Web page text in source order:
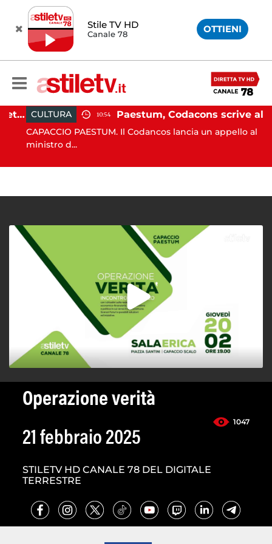
Stile TV HD
Canale 78 OTTIENI
Martina Carbonaro, braccialetto elettronico per i genitori della 14enne uccisa dall'ex CULTURA 10:54 Paestum, Codacons scrive al ministro Giuli: "Rilanciare scavi dell'Anfiteatro nell'area archeologica"
CAPACCIO PAESTUM. Il Codancos lancia un appello al
ministro d...
Operazione verità
1047
21 febbraio 2025
STILETV HD CANALE 78 DEL DIGITALE
TERRESTRE